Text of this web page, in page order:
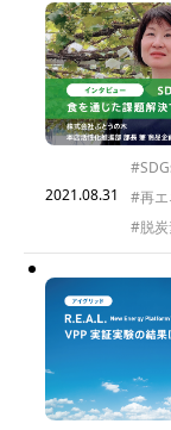
2021.08.31
#再エ
#脱